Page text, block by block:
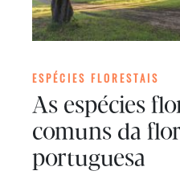
ESPÉCIES FLORESTAIS
As espécies
comuns da
portuguesa